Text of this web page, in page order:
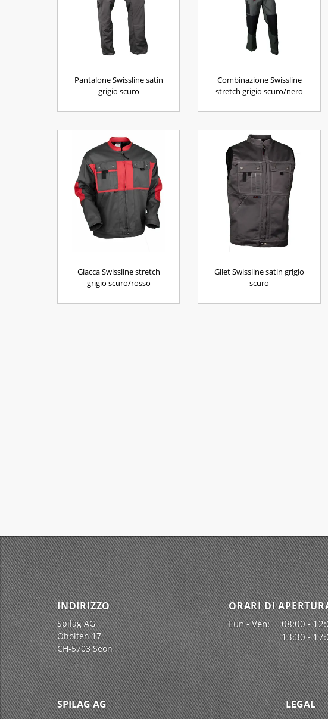
Pantalone Swissline satin
grigio scuro
Combinazione Swissline
stretch grigio scuro/nero
Giacca Swissline stretch
grigio scuro/rosso
Gilet Swissline satin grigio
scuro
INDIRIZZO
Spilag AG
Oholten 17
CH-5703 Seon
ORARI DI
Lun - Ven:
08:00 -
13:30 -
SPILAG AG LEGAL